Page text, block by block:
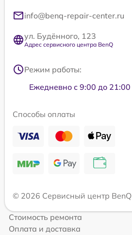
info@benq-repair-center.ru
ул. Будённого, 123
Адрес сервисного центра BenQ
Режим работы:
Ежедневно с 9:00 до 21:00
Способы оплаты
© 2026 Сервисный центр BenQ
Стоимость ремонта
Оплата и доставка